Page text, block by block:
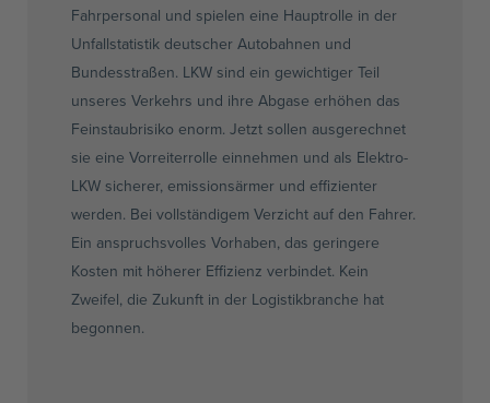
Fahrpersonal und spielen eine Hauptrolle in der
Unfallstatistik deutscher Autobahnen und
Bundesstraßen. LKW sind ein gewichtiger Teil
unseres Verkehrs und ihre Abgase erhöhen das
Feinstaubrisiko enorm. Jetzt sollen ausgerechnet
sie eine Vorreiterrolle einnehmen und als Elektro-
LKW sicherer, emissionsärmer und effizienter
werden. Bei vollständigem Verzicht auf den Fahrer.
Ein anspruchsvolles Vorhaben, das geringere
Kosten mit höherer Effizienz verbindet. Kein
Zweifel, die Zukunft in der Logistikbranche hat
begonnen.